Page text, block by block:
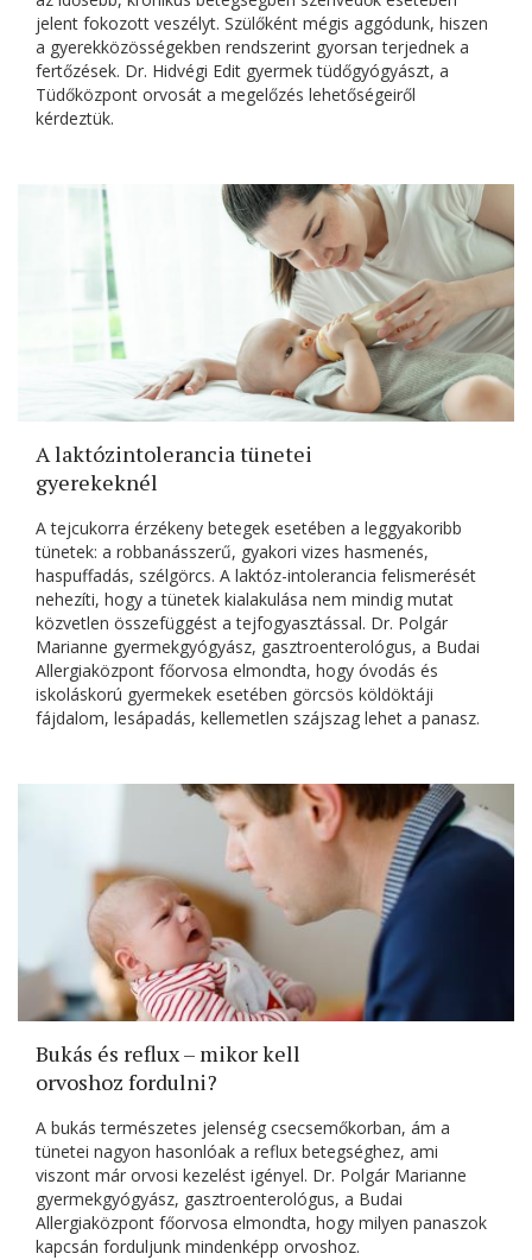
jelent fokozott veszélyt. Szülőként mégis aggódunk, hiszen
a gyerekközösségekben rendszerint gyorsan terjednek a
fertőzések. Dr. Hidvégi Edit gyermek tüdőgyógyászt, a
Tüdőközpont orvosát a megelőzés lehetőségeiről
kérdeztük.
A laktózintolerancia tünetei
gyerekeknél
A tejcukorra érzékeny betegek esetében a leggyakoribb
tünetek: a robbanásszerű, gyakori vizes hasmenés,
haspuffadás, szélgörcs. A laktóz-intolerancia felismerését
nehezíti, hogy a tünetek kialakulása nem mindig mutat
közvetlen összefüggést a tejfogyasztással. Dr. Polgár
Marianne gyermekgyógyász, gasztroenterológus, a Budai
Allergiaközpont főorvosa elmondta, hogy óvodás és
iskoláskorú gyermekek esetében görcsös köldöktáji
fájdalom, lesápadás, kellemetlen szájszag lehet a panasz.
Bukás és reflux – mikor kell
orvoshoz fordulni?
A bukás természetes jelenség csecsemőkorban, ám a
tünetei nagyon hasonlóak a reflux betegséghez, ami
viszont már orvosi kezelést igényel. Dr. Polgár Marianne
gyermekgyógyász, gasztroenterológus, a Budai
Allergiaközpont főorvosa elmondta, hogy milyen panaszok
kapcsán forduljunk mindenképp orvoshoz.